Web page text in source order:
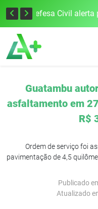
Justiça Eleitoral intensifica preparativos e faz alertas para as Eleições 2026 na 94ª Zona Eleitoral
Guatambu
asfaltamento em
R$
Ordem de serviço foi
pavimentação de 4,5
Publicado
Atualizado